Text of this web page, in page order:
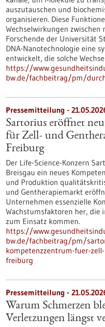
auszutauschen und
organisieren. Diese
Wechselwirkungen
Forschende der Universität
DNA-Nanotechnologie eine
entwickelt, die solche
https://
bw.de/fachbeitrag/pm/
Pressemitteilung -
Sartorius eröffnet
für Zell- und
Freiburg
Der Life-Science-Konzern
Breisgau ein neues
und Produktion
und Gentherapiemarkt
Unternehmen essenzielle
Wachstumsfaktoren her, die
zum Einsatz kommen.
https://
bw.de/fachbeitrag/pm/
kompetenzzentrum-fuer-
freiburg
Pressemitteilung -
Warum Schmerzen
Verletzungen längst